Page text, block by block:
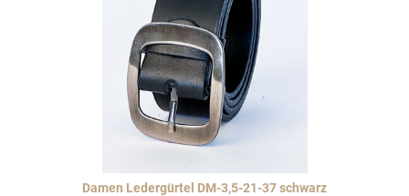
Damen Ledergürtel DM-3,5-21-37 schwarz